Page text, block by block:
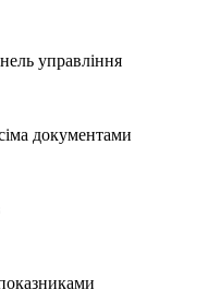
управління
документами